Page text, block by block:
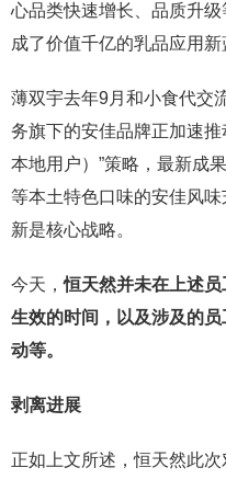
心品类快速增长、品质升
成了价值千亿的乳品应用新
薄双宇去年9月和小食代交
务旗下的安佳品牌正加速
本地用户）”策略，最新成
等本土特色口味的安佳风
新是核心战略。
今天，恒天然并未在上述
生效的时间，以及涉及的
动等。
剥离进展
正如上文所述，恒天然此